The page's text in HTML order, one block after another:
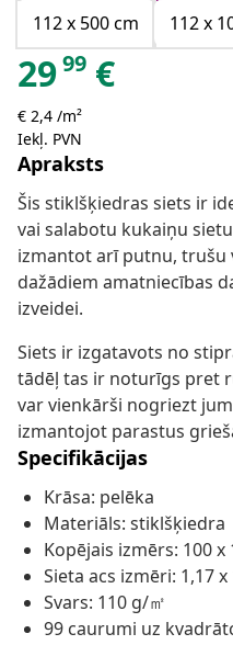
112 x 500 cm
112 x
2999 €
€ 2,4 /m²
Iekļ. PVN
Apraksts
Šis stiklšķiedras siets ir
vai salabotu kukaiņu
izmantot arī putnu, trušu
dažādiem amatniecības
izveidei.
Siets ir izgatavots no
tādēļ tas ir noturīgs pret
var vienkārši nogriezt
izmantojot parastus
Specifikācijas
Krāsa: pelēka
Materiāls: stiklšķiedra
Kopējais izmērs: 100
Sieta acs izmēri: 1,17
Svars: 110 g/㎡
99 caurumi uz